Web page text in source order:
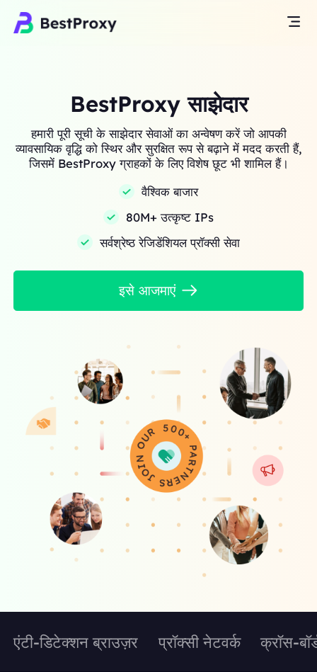
BestProxy साझेदार
हमारी पूरी सूची के साझेदार सेवाओं का अन्वेषण करें जो आपकी
व्यावसायिक वृद्धि को स्थिर और सुरक्षित रूप से बढ़ाने में मदद करती हैं,
जिसमें BestProxy ग्राहकों के लिए विशेष छूट भी शामिल हैं।
वैश्विक बाजार
80M+ उत्कृष्ट IPs
सर्वश्रेष्ठ रेजिडेंशियल प्रॉक्सी सेवा
इसे आजमाएं
एंटी-डिटेक्शन ब्राउज़र प्रॉक्सी नेटवर्क क्रॉस-